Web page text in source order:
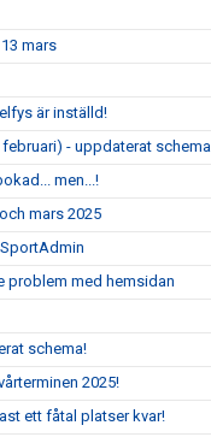
mars
är inställd!
- uppdaterat schema
men...!
mars 2025
problem med hemsidan
schema!
2025!
ett fåtal platser kvar!